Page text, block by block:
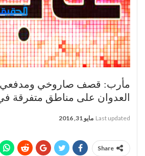
مأرب: قصف صاروخي ومدفعي
العدوان على مناطق متفرقة
Last updated مايو 31, 2016
Share